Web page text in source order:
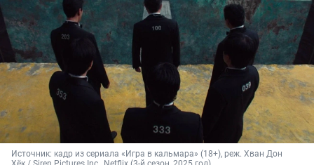
Источник: кадр из сериала «Игра в кальмара» (18+), реж. Хван Дон